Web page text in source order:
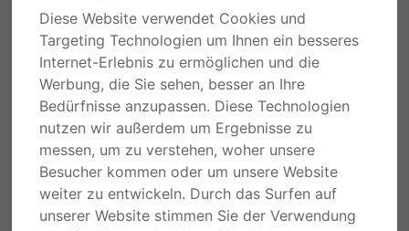
Diese Website verwendet Cookies und
Targeting Technologien um Ihnen ein besseres
Internet-Erlebnis zu ermöglichen und die
Werbung, die Sie sehen, besser an Ihre
Bedürfnisse anzupassen. Diese Technologien
nutzen wir außerdem um Ergebnisse zu
messen, um zu verstehen, woher unsere
Besucher kommen oder um unsere Website
weiter zu entwickeln. Durch das Surfen auf
unserer Website stimmen Sie der Verwendung